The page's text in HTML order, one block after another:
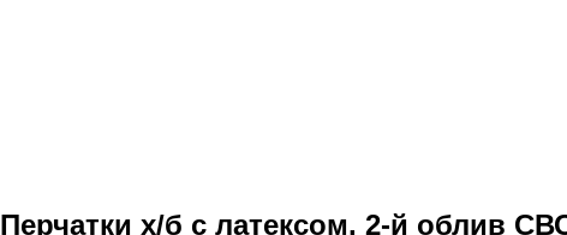
Перчатки х/б с латексом, 2-й облив